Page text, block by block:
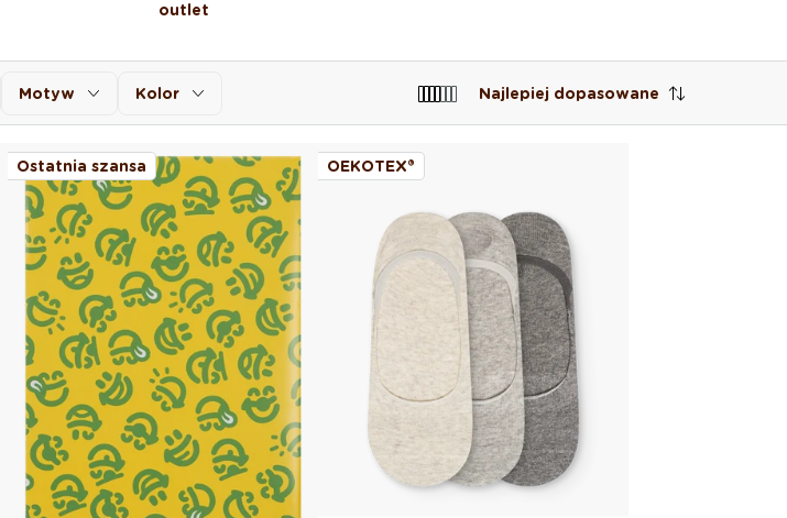
outlet
Motyw Kolor Najlepiej dopasowane
Ostatnia szansa OEKOTEX®